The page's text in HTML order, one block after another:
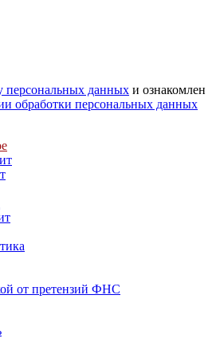
персональных данных и ознакомлен
обработки персональных данных
от претензий ФНС